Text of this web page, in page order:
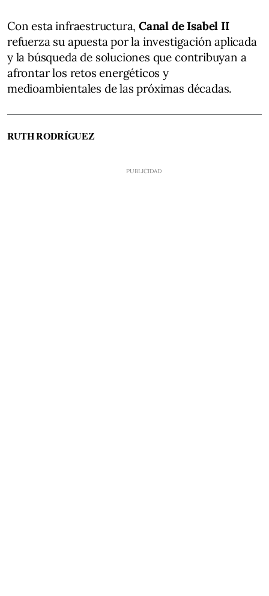
Con esta infraestructura,Canal de Isabel II
refuerza su apuesta por la investigación aplicada
y la búsqueda de soluciones que contribuyan a
afrontar los retos energéticos y
medioambientales de las próximas décadas.
RUTH RODRÍGUEZ